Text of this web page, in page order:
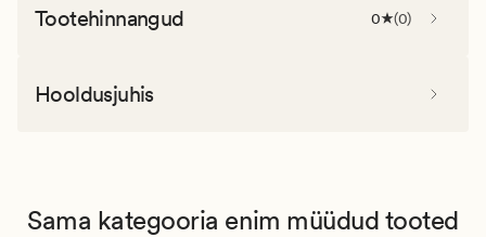
Tootehinnangud 0 (0)
Hooldusjuhis
Sama kategooria enim müüdud tooted